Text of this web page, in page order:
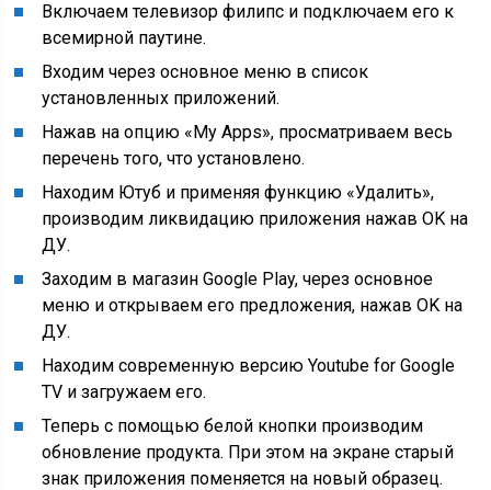
Включаем телевизор филипс и подключаем его к
всемирной паутине.
Входим через основное меню в список
установленных приложений.
Нажав на опцию «My Аpps», просматриваем весь
перечень того, что установлено.
Находим Ютуб и применяя функцию «Удалить»,
производим ликвидацию приложения нажав OK на
ДУ.
Заходим в магазин Google Play, через основное
меню и открываем его предложения, нажав OK на
ДУ.
Находим современную версию Youtube for Google
TV и загружаем его.
Теперь с помощью белой кнопки производим
обновление продукта. При этом на экране старый
знак приложения поменяется на новый образец.